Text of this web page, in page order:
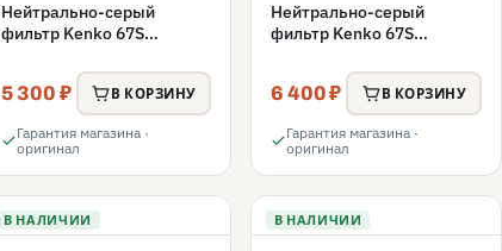
Нейтрально-серый
фильтр Kenko 67S
5 300 ₽ В КОРЗИНУ
Гарантия магазина ·
оригинал
Нейтрально-серый
фильтр Kenko 67S
6 400 ₽ В КОРЗИНУ
Гарантия магазина ·
оригинал
В НАЛИЧИИ В НАЛИЧИИ